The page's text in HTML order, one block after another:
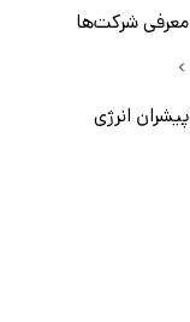
معرفی شرکت‌ها
پیشران انرژی